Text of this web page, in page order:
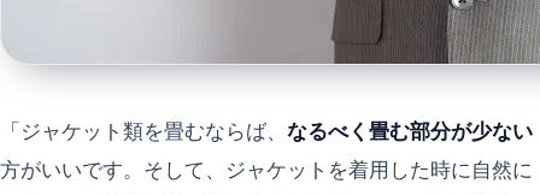
「ジャケット類を畳むならば、 なるべく畳む部分が少ない
方がいいです。そして、ジャケットを着用した時に自然に